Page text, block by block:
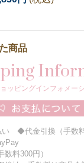
商品
ッピングインフォメー
◆代金引換（手数料
料300円）